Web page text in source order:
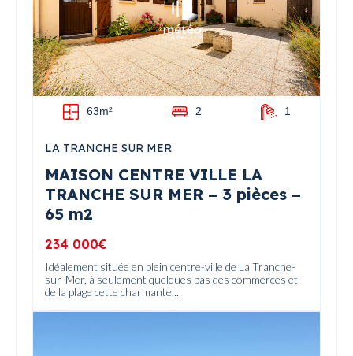
63m² 2 1
MAISON CENTRE VILLE LA
TRANCHE SUR MER – 3 pièces –
65 m2
LA TRANCHE SUR MER
234 000€
Idéalement située en plein centre-ville de La Tranche-
sur-Mer, à seulement quelques pas des commerces et
de la plage cette charmante...